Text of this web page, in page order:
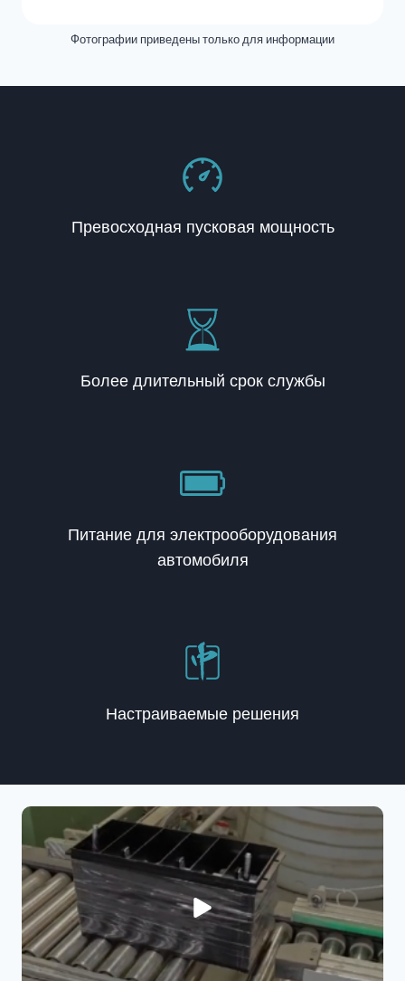
Фотографии приведены только для информации
Превосходная пусковая мощность
Более длительный срок службы
Питание для электрооборудования
автомобиля
Настраиваемые решения